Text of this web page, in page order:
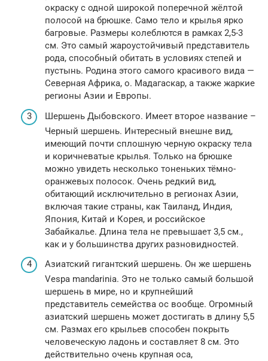
окраску с одной широкой поперечной жёлтой
полосой на брюшке. Само тело и крылья ярко
багровые. Размеры колеблются в рамках 2,5-3
см. Это самый жароустойчивый представитель
рода, способный обитать в условиях степей и
пустынь. Родина этого самого красивого вида —
Северная Африка, о. Мадагаскар, а также жаркие
регионы Азии и Европы.
Шершень Дыбовского. Имеет второе название –
Черный шершень. Интересный внешне вид,
имеющий почти сплошную черную окраску тела
и коричневатые крылья. Только на брюшке
можно увидеть несколько тоненьких тёмно-
оранжевых полосок. Очень редкий вид,
обитающий исключительно в регионах Азии,
включая такие страны, как Таиланд, Индия,
Япония, Китай и Корея, и российское
Забайкалье. Длина тела не превышает 3,5 см.,
как и у большинства других разновидностей.
Азиатский гигантский шершень. Он же шершень
Vespa mandarinia. Это не только самый большой
шершень в мире, но и крупнейший
представитель семейства ос вообще. Огромный
азиатский шершень может достигать в длину 5,5
см. Размах его крыльев способен покрыть
человеческую ладонь и составляет 8 см. Это
действительно очень крупная оса,